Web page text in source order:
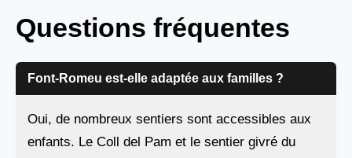
Questions fréquentes
Font-Romeu est-elle adaptée aux familles ?
Oui, de nombreux sentiers sont accessibles aux
enfants. Le Coll del Pam et le sentier givré du